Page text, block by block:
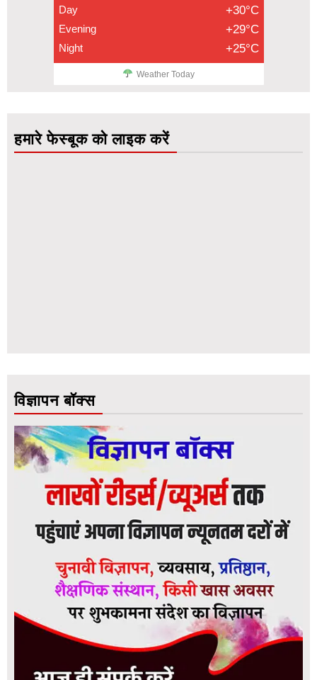
Day +30°C
Evening +29°C
Night +25°C
Weather Today
हमारे फेस्बूक को लाइक करें
विज्ञापन बॉक्स